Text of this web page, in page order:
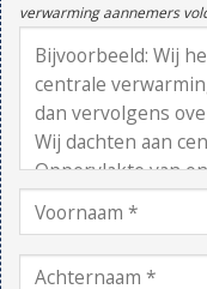
verwarming aannemers